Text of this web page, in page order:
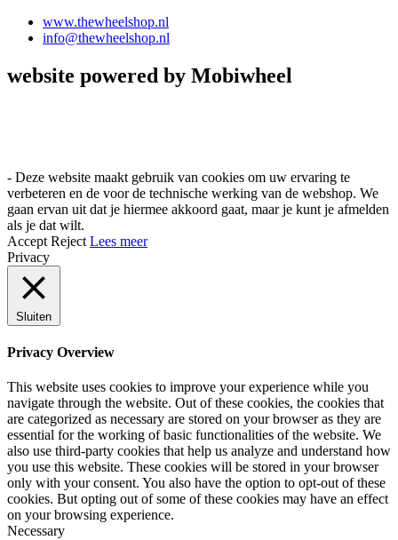
www.thewheelshop.nl
info@thewheelshop.nl
website powered by Mobiwheel
- Deze website maakt gebruik van cookies om uw ervaring te
verbeteren en de voor de technische werking van de webshop. We
gaan ervan uit dat je hiermee akkoord gaat, maar je kunt je afmelden
als je dat wilt.
Accept Reject Lees meer
Privacy
Sluiten
Privacy Overview
This website uses cookies to improve your experience while you
navigate through the website. Out of these cookies, the cookies that
are categorized as necessary are stored on your browser as they are
essential for the working of basic functionalities of the website. We
also use third-party cookies that help us analyze and understand how
you use this website. These cookies will be stored in your browser
only with your consent. You also have the option to opt-out of these
cookies. But opting out of some of these cookies may have an effect
on your browsing experience.
Necessary